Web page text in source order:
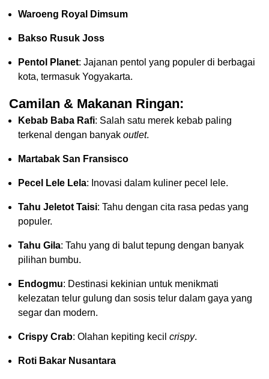
Waroeng Royal Dimsum
Bakso Rusuk Joss
Pentol Planet: Jajanan pentol yang populer di berbagai
kota, termasuk Yogyakarta.
Camilan & Makanan Ringan:
Kebab Baba Rafi: Salah satu merek kebab paling
terkenal dengan banyak outlet.
Martabak San Fransisco
Pecel Lele Lela: Inovasi dalam kuliner pecel lele.
Tahu Jeletot Taisi: Tahu dengan cita rasa pedas yang
populer.
Tahu Gila: Tahu yang di balut tepung dengan banyak
pilihan bumbu.
Endogmu: Destinasi kekinian untuk menikmati
kelezatan telur gulung dan sosis telur dalam gaya yang
segar dan modern.
Crispy Crab: Olahan kepiting kecil crispy.
Roti Bakar Nusantara